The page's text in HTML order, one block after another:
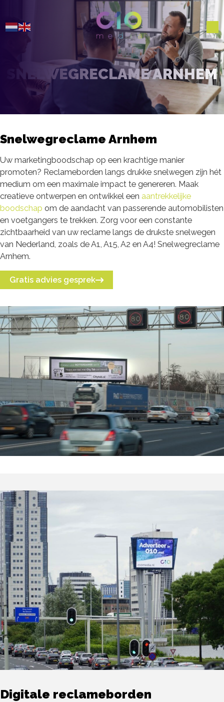
SNELWEGRECLAME ARNHEM
Snelwegreclame Arnhem
Uw marketingboodschap op een krachtige manier
promoten? Reclameborden langs drukke snelwegen zijn hét
medium om een maximale impact te genereren. Maak
creatieve ontwerpen en ontwikkel een aantrekkelijke
boodschap om de aandacht van passerende automobilisten
en voetgangers te trekken. Zorg voor een constante
zichtbaarheid van uw reclame langs de drukste snelwegen
van Nederland, zoals de A1, A15, A2 en A4! Snelwegreclame
Arnhem.
Gratis advies gesprek
Digitale reclameborden